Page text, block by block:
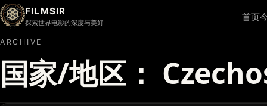
FILMSIR
探索世界电影的深度与美好 首页
ARCHIVE
国家/地区：